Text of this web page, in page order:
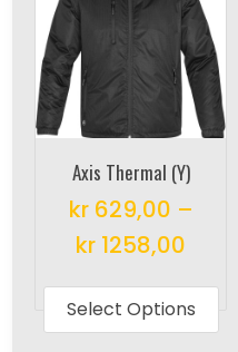
Axis Thermal (Y)
kr629,00 –
kr 1258,00
Select Options